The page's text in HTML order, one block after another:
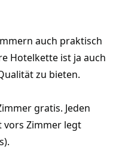
auch praktisch
Hotelkette ist ja auch
zu bieten.
gratis. Jeden
vors Zimmer legt